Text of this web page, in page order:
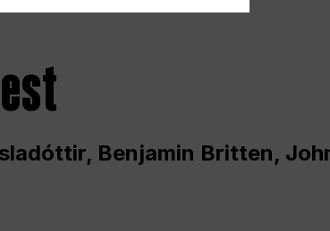
Benjamin Britten,